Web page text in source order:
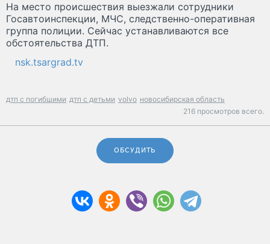
На место происшествия выезжали сотрудники
Госавтоинспекции, МЧС, следственно-оперативная
группа полиции. Сейчас устанавливаются все
обстоятельства ДТП.
nsk.tsargrad.tv
дтп с погибшими дтп с детьми volvo новосибирская область
216 просмотров всего.
ОБСУДИТЬ